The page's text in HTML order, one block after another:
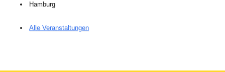
Hamburg
Alle Veranstaltungen